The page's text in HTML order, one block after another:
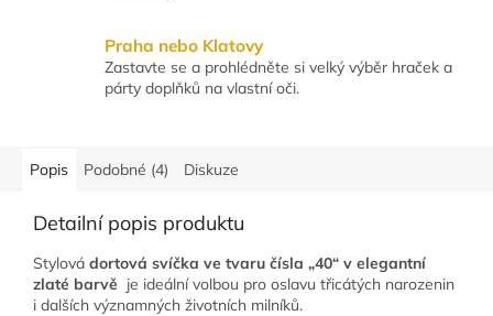
Praha nebo Klatovy
Zastavte se a prohlédněte si velký výběr hraček a
párty doplňků na vlastní oči.
Popis Podobné (4) Diskuze
Detailní popis produktu
Stylová dortová svíčka ve tvaru čísla „40“ v elegantní
zlaté barvě je ideální volbou pro oslavu třicátých narozenin
i dalších významných životních milníků.